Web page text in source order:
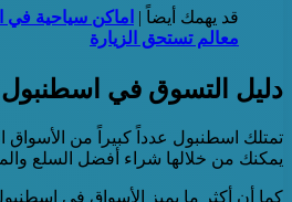
قد يهمك أيضاً |
معالم تستحق الزيارة
دليل التسوق في اسطنبول
تمتلك اسطنبول عدداً كبيراً من الأسواق
يمكنك من خلالها شراء أفضل السلع
كما أن أكثر ما يميز الأسواق في